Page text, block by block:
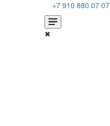
+7 910 880 07 07
✖